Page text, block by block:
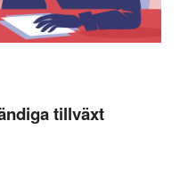
tillväxt